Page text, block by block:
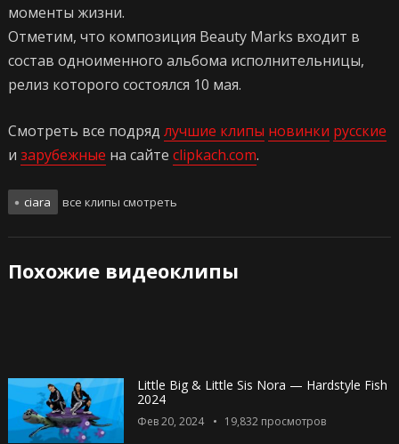
моменты жизни.
Отметим, что композиция Beauty Marks входит в
состав одноименного альбома исполнительницы,
релиз которого состоялся 10 мая.
Смотреть все подряд лучшие клипы новинки русские
и зарубежные на сайте clipkach.com.
ciara все клипы смотреть
Похожие видеоклипы
Little Big & Little Sis Nora — Hardstyle Fish
2024
Фев 20, 2024 19,832просмотров